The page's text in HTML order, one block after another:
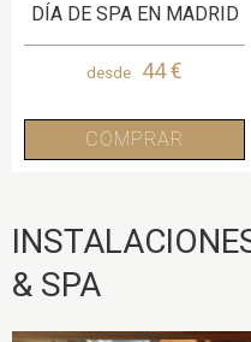
DÍA DE SPA EN MADRID
desde 44 €
COMPRAR
& SPA